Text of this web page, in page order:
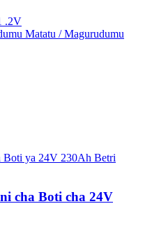
.2V
Matatu / Magurudumu
cha Boti cha 24V